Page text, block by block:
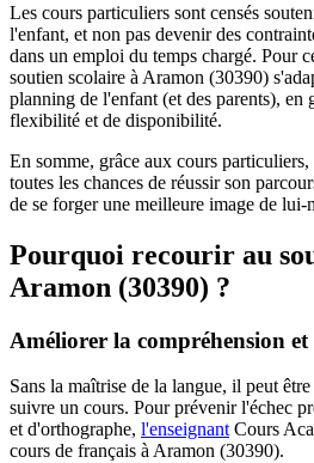
Les cours particuliers sont censés
l'enfant, et non pas devenir des
dans un emploi du temps chargé. Pour
soutien scolaire à Aramon (30390)
planning de l'enfant (et des parents), en
flexibilité et de disponibilité.
En somme, grâce aux cours
toutes les chances de réussir son
de se forger une meilleure image de lui-
Pourquoi recourir au
Aramon (30390) ?
Améliorer la compréhension
Sans la maîtrise de la langue, il peut
suivre un cours. Pour prévenir l'échec
et d'orthographe, l'enseignantCours
cours de français à Aramon (30390).